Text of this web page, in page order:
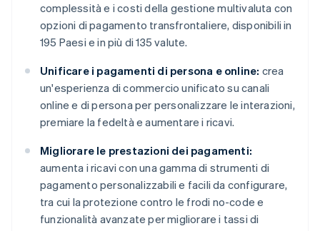
complessità e i costi della gestione multivaluta con
opzioni di pagamento transfrontaliere, disponibili in
195 Paesi e in più di 135 valute.
Unificare i pagamenti di persona e online: crea
un'esperienza di commercio unificato su canali
online e di persona per personalizzare le interazioni,
premiare la fedeltà e aumentare i ricavi.
Migliorare le prestazioni dei pagamenti:
aumenta i ricavi con una gamma di strumenti di
pagamento personalizzabili e facili da configurare,
tra cui la protezione contro le frodi no-code e
funzionalità avanzate per migliorare i tassi di